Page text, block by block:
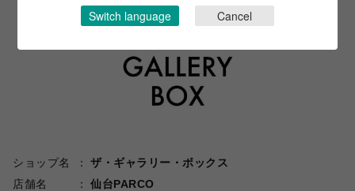
ショップ名
ザ・ギャラリー・ボックス
店舗名
仙台PARCO
Switch language Cancel